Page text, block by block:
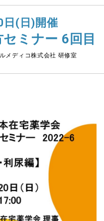
(日)開催
ミナー 6回目
メディコ株式会社 研修室